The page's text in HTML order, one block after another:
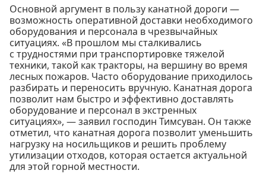
Основной аргумент в пользу канатной дороги —
возможность оперативной доставки необходимого
оборудования и персонала в чрезвычайных
ситуациях. «В прошлом мы сталкивались
с трудностями при транспортировке тяжелой
техники, такой как тракторы, на вершину во время
лесных пожаров. Часто оборудование приходилось
разбирать и переносить вручную. Канатная дорога
позволит нам быстро и эффективно доставлять
оборудование и персонал в экстренных
ситуациях», — заявил господин Тимсуван. Он также
отметил, что канатная дорога позволит уменьшить
нагрузку на носильщиков и решить проблему
утилизации отходов, которая остается актуальной
для этой горной местности.